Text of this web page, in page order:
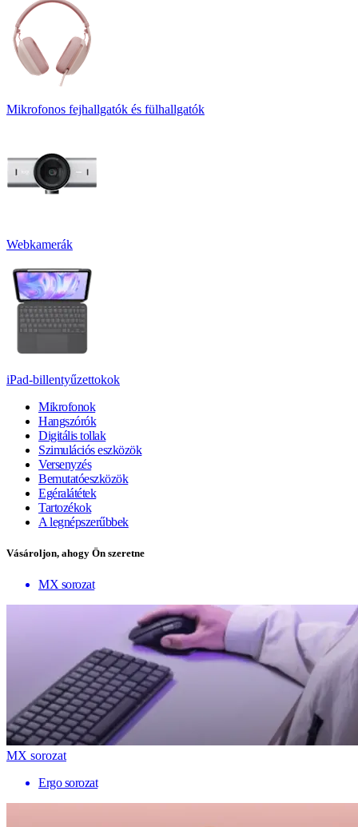
Mikrofonos fejhallgatók és fülhallgatók
Webkamerák
iPad-billentyűzettokok
Mikrofonok
Hangszórók
Digitális tollak
Szimulációs eszközök
Versenyzés
Bemutatóeszközök
Egéralátétek
Tartozékok
A legnépszerűbbek
Vásároljon, ahogy Ön szeretne
MX sorozat
MX sorozat
Ergo sorozat